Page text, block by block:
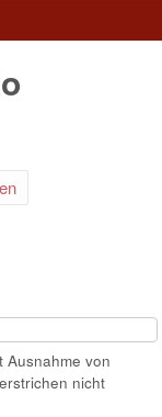
Ausnahme von
nicht